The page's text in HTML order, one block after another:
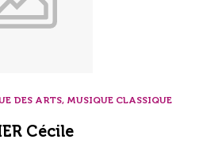
DES ARTS, MUSIQUE CLASSIQUE
Cécile